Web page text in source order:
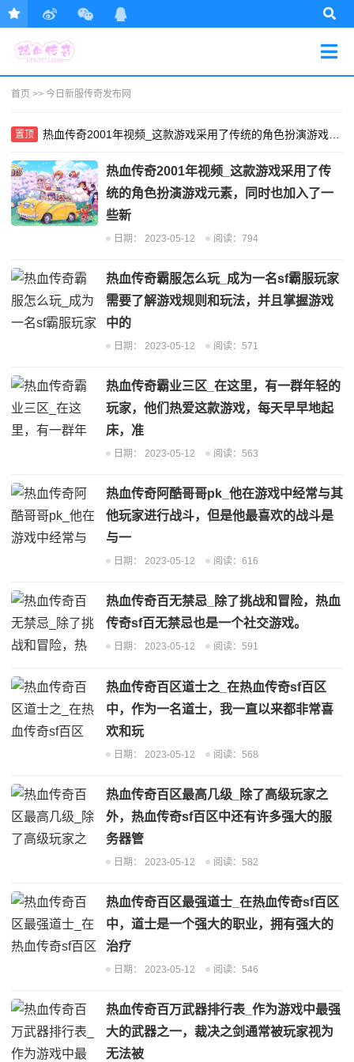
首页 >> 今日新服传奇发布网
置顶
热血传奇2001年视频_这款游戏采用了传
统的角色扮演游戏元素，同时也加入了一
些新
日期： 2023-05-12 阅读：794
热血传奇霸服怎么玩_成为一名sf霸服玩家
需要了解游戏规则和玩法，并且掌握游戏
中的
日期： 2023-05-12 阅读：571
热血传奇霸业三区_在这里，有一群年轻的
玩家，他们热爱这款游戏，每天早早地起
床，准
日期： 2023-05-12 阅读：563
热血传奇阿酷哥哥pk_他在游戏中经常与其
他玩家进行战斗，但是他最喜欢的战斗是
与一
日期： 2023-05-12 阅读：616
热血传奇百无禁忌_除了挑战和冒险，热血
传奇sf百无禁忌也是一个社交游戏。
日期： 2023-05-12 阅读：591
热血传奇百区道士之_在热血传奇sf百区
中，作为一名道士，我一直以来都非常喜
欢和玩
日期： 2023-05-12 阅读：568
热血传奇百区最高几级_除了高级玩家之
外，热血传奇sf百区中还有许多强大的服
务器管
日期： 2023-05-12 阅读：582
热血传奇百区最强道士_在热血传奇sf百区
中，道士是一个强大的职业，拥有强大的
治疗
日期： 2023-05-12 阅读：546
热血传奇百万武器排行表_作为游戏中最强
大的武器之一，裁决之剑通常被玩家视为
无法被